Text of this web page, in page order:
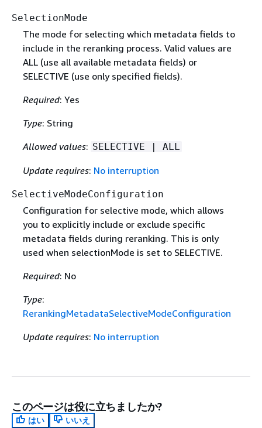
SelectionMode
The mode for selecting which metadata fields to
include in the reranking process. Valid values are
ALL (use all available metadata fields) or
SELECTIVE (use only specified fields).
Required: Yes
Type: String
Allowed values: SELECTIVE | ALL
Update requires: No interruption
SelectiveModeConfiguration
Configuration for selective mode, which allows
you to explicitly include or exclude specific
metadata fields during reranking. This is only
used when selectionMode is set to SELECTIVE.
Required: No
Type:
RerankingMetadataSelectiveModeConfiguration
Update requires: No interruption
このページは役に立ちましたか?
はい
いいえ